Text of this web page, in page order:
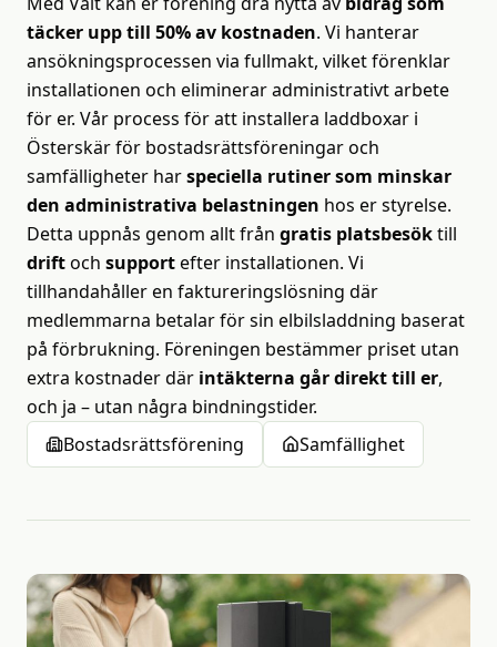
täcker upp till 50% av kostnaden. Vi hanterar
ansökningsprocessen via fullmakt, vilket förenklar
installationen och eliminerar administrativt arbete
för er. Vår process för att installera laddboxar i
Österskär för bostadsrättsföreningar och
samfälligheter harspeciella rutiner som minskar
den administrativa belastningen hos er styrelse.
Detta uppnås genom allt från gratis platsbesöktill
driftoch supportefter installationen. Vi
tillhandahåller en faktureringslösning där
medlemmarna betalar för sin elbilsladdning baserat
på förbrukning. Föreningen bestämmer priset utan
extra kostnader där intäkterna går direkt till er,
och ja – utan några bindningstider.
Bostadsrättsförening
Samfällighet